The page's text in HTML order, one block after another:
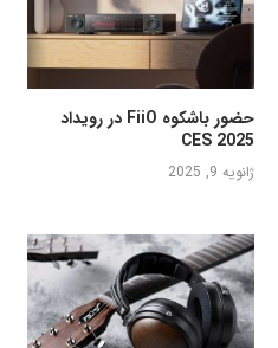
حضور باشکوه FiiO در رویداد
CES 2025
ژانویه 9, 2025